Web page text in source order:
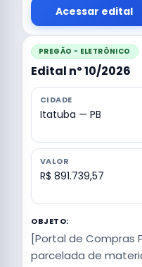
Acessar edital
PREGÃO - ELETRÔNICO
Edital nº 10/2026
CIDADE
Itatuba — PB
VALOR
R$ 891.739,57
OBJETO:
[Portal de Compras
parcelada de